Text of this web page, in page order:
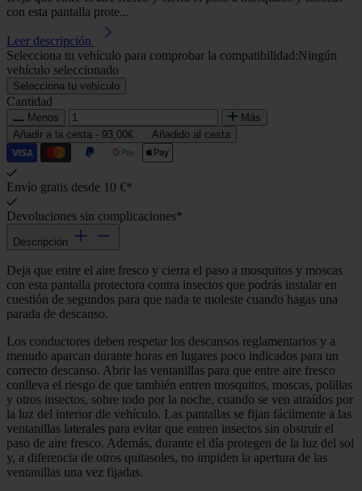
con esta pantalla prote...
Leer descripción
Selecciona tu vehículo para comprobar la compatibilidad:Ningún
vehículo seleccionado
Selecciona tu vehículo
Cantidad
Menos
Más
Añadir a la cesta - 93,00€ Añadido al cesta
Envío gratis desde 10 €*
Devoluciones sin complicaciones*
Descripción
Deja que entre el aire fresco y cierra el paso a mosquitos y moscas
con esta pantalla protectora contra insectos que podrás instalar en
cuestión de segundos para que nada te moleste cuando hagas una
parada de descanso.
Los conductores deben respetar los descansos reglamentarios y a
menudo aparcan durante horas en lugares poco indicados para un
correcto descanso. Abrir las ventanillas para que entre aire fresco
conlleva el riesgo de que también entren mosquitos, moscas, polillas
y otros insectos, sobre todo por la noche, cuando se ven atraídos por
la luz del interior dle vehículo. Las pantallas se fijan fácilmente a las
ventanillas laterales para evitar que entren insectos sin obstruir el
paso de aire fresco. Además, durante el día protegen de la luz del sol
y, a diferencia de otros quitasoles, no impiden la apertura de las
ventanillas una vez fijadas.